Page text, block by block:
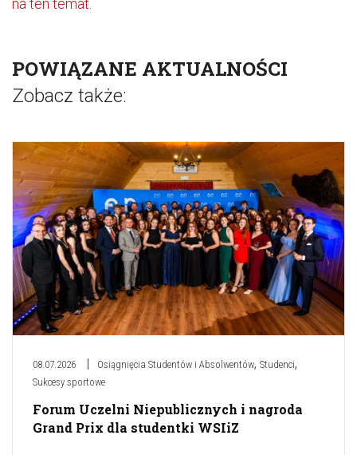
na ten temat
POWIĄZANE AKTUALNOŚCI
Zobacz także:
08.07.2026 Osiągnięcia Studentów i Absolwentów, Studenci,
Sukcesy sportowe
Forum Uczelni Niepublicznych i nagroda
Grand Prix dla studentki WSIiZ